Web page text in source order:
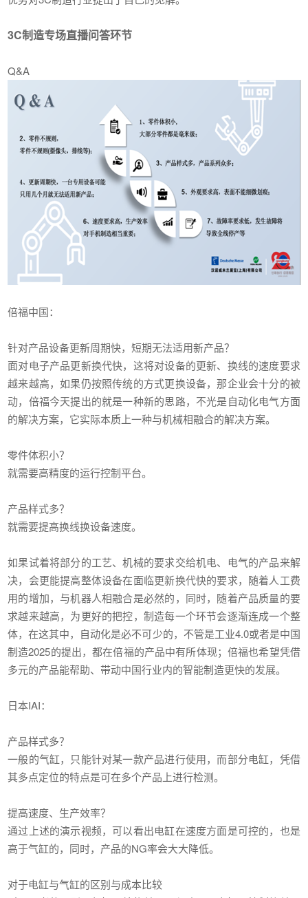
3C制造专场直播问答环节
Q&A
倍福中国：
针对产品设备更新周期快，短期无法适用新产品？
面对电子产品更新换代快，这将对设备的更新、换线的速度要求
越来越高，如果仍按照传统的方式更换设备，那企业会十分的被
动，倍福今天提出的就是一种新的思路，不光是自动化电气方面
的解决方案，它实际本质上一种与机械相融合的解决方案。
零件体积小？
就需要高精度的运行控制平台。
产品样式多？
就需要提高换线换设备速度。
如果试着将部分的工艺、机械的要求交给机电、电气的产品来解
决，会更能提高整体设备在面临更新换代快的要求，随着人工费
用的增加，与机器人相融合是必然的，同时，随着产品质量的要
求越来越高，为更好的把控，制造每一个环节会逐渐连成一个整
体，在这其中，自动化是必不可少的，不管是工业4.0或者是中国
制造2025的提出，都在倍福的产品中有所体现；倍福也希望凭借
多元的产品能帮助、带动中国行业内的智能制造更快的发展。
日本IAI：
产品样式多？
一般的气缸，只能针对某一款产品进行使用，而部分电缸，凭借
其多点定位的特点是可在多个产品上进行检测。
提高速度、生产效率？
通过上述的演示视频，可以看出电缸在速度方面是可控的，也是
高于气缸的，同时，产品的NG率会大大降低。
对于电缸与气缸的区别与成本比较